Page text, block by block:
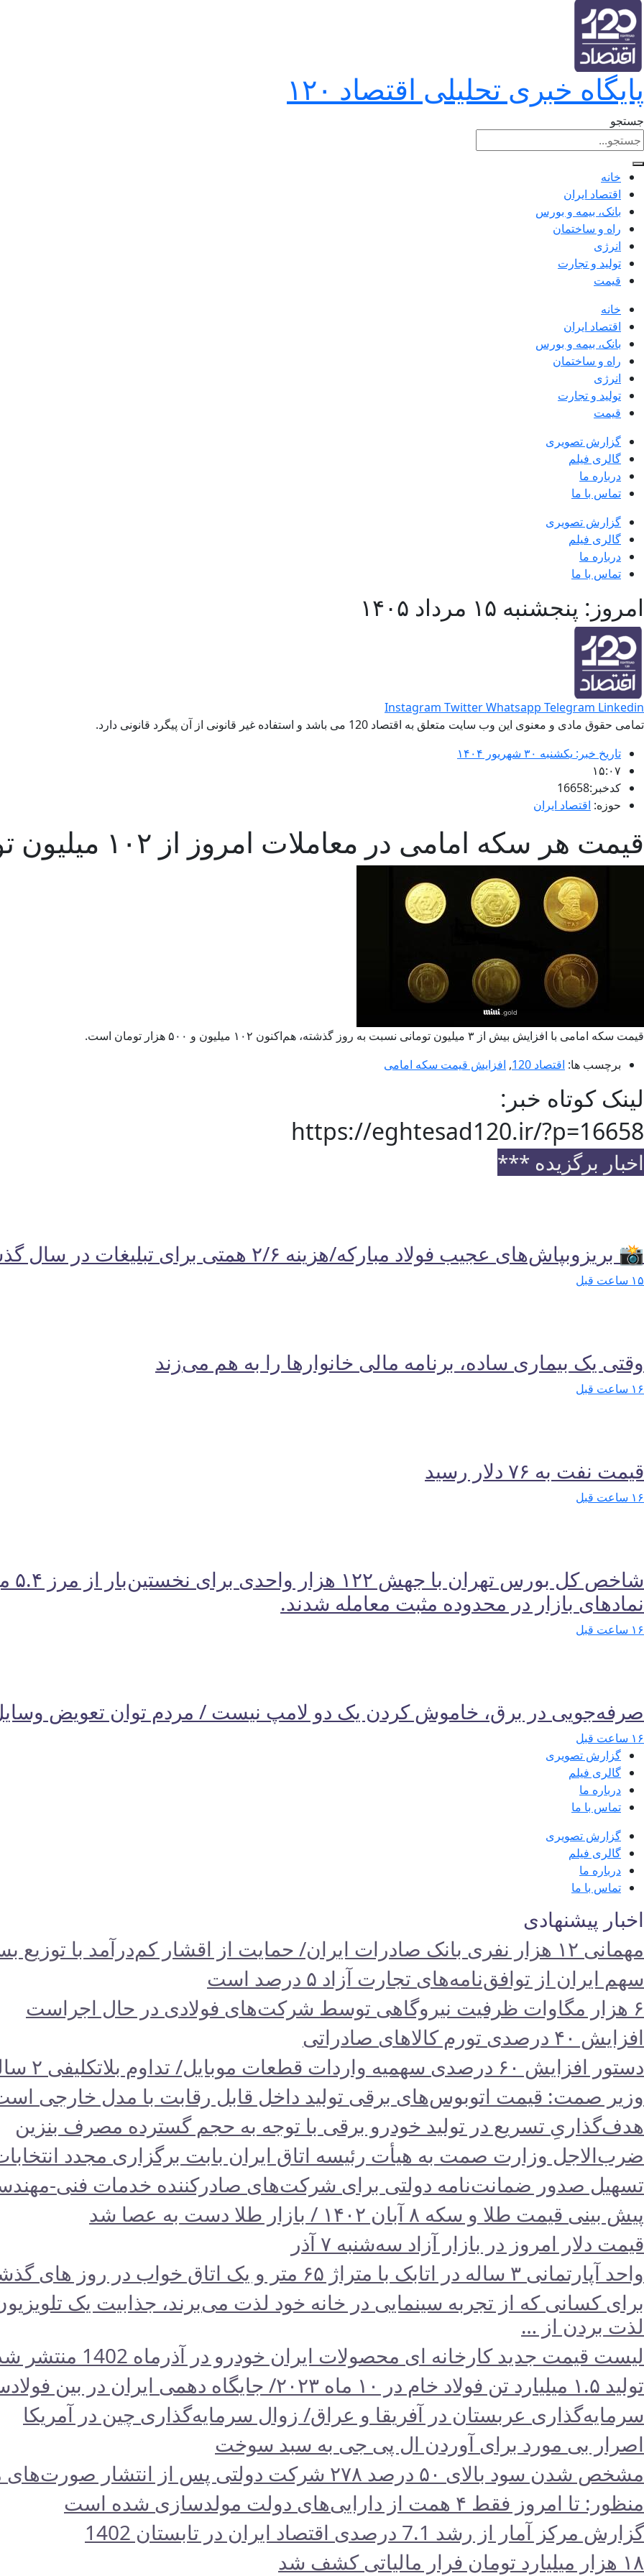
پایگاه خبری تحلیلی اقتصاد ۱۲۰
جستجو
خانه
اقتصاد ایران
بانک، بیمه و بورس
راه و ساختمان
انرژی
تولید و تجارت
قیمت
خانه
اقتصاد ایران
بانک، بیمه و بورس
راه و ساختمان
انرژی
تولید و تجارت
قیمت
گزارش تصویری
گالری فیلم
درباره ما
تماس با ما
گزارش تصویری
گالری فیلم
درباره ما
تماس با ما
امروز: پنجشنبه ۱۵ مرداد ۱۴۰۵
Instagram TwitterWhatsapp Telegram Linkedin
تمامی حقوق مادی و معنوی این وب سایت متعلق به اقتصاد 120 می باشد و استفاده غیر قانونی از آن پیگرد قانونی دارد.
تاریخ خبر: یکشنبه ۳۰ شهریور ۱۴۰۴
۱۵:۰۷
کدخبر:16658
حوزه: اقتصاد ایران
قیمت هر سکه امامی در معاملات امروز از ۱۰۲ میلیون تومان عبور کرد
قیمت سکه امامی با افزایش بیش از ۳ میلیون تومانی نسبت به روز گذشته، هم‌اکنون ۱۰۲ میلیون و ۵۰۰ هزار تومان است.
برچسب ها: اقتصاد 120 , افزایش قیمت سکه امامی
لینک کوتاه خبر:
https://eghtesad120.ir/?p=16658
اخبار برگزیده ***
📸 بریزوبپاش‌های عجیب فولاد مبارکه/هزینه ۲/۶ همتی برای تبلیغات در سال گذشته
۱۵ ساعت قبل
وقتی یک بیماری ساده، برنامه مالی خانوارها را به هم می‌زند
۱۶ ساعت قبل
قیمت نفت به ۷۶ دلار رسید
۱۶ ساعت قبل
نمادهای بازار در محدوده مثبت معامله شدند.
۱۶ ساعت قبل
صرفه‌جویی در برق، خاموش کردن یک دو لامپ نیست / مردم توان تعویض
۱۶ ساعت قبل
گزارش تصویری
گالری فیلم
درباره ما
تماس با ما
گزارش تصویری
گالری فیلم
درباره ما
تماس با ما
اخبار پیشنهادی
مهمانی ۱۲ هزار نفری بانک صادرات ایران/ حمایت از اقشار کم‌درآمد با توزیع بسته‌های معیشتی
سهم ایران از توافق‌نامه‌های تجارت آزاد ۵ درصد است
۶ هزار مگاوات ظرفیت نیروگاهی توسط شرکت‌های فولادی در حال اجراست
افزایش ۴۰ درصدی تورم کالاهای صادراتی
دستور افزایش ۶۰ درصدی سهمیه واردات قطعات موبایل/ تداوم بلاتکلیفی ۲ ساله تامین ارز خودرو
وزیر صمت: قیمت اتوبوس‌های برقی تولید داخل قابل رقابت با مدل خارجی
هدف‌گذاریِ تسریع در تولید خودرو‌ برقی با توجه به حجم گسترده مصرف‌ بنزین‌
ضرب‌الاجل وزارت صمت به هیأت رئیسه اتاق‌ ایران بابت برگزاری مجدد
تسهیل صدور ضمانت‌نامه دولتی برای شرکت‌های صادرکننده خدمات فنی-
پیش بینی قیمت طلا و سکه ۸ آبان ۱۴۰۲ / بازار طلا دست‌ به عصا شد
قیمت دلار امروز در بازار آزاد سه‌شنبه ۷ آذر
واحد آپارتمانی ۳ ساله در اتابک با متراژ ۶۵ متر و یک اتاق خواب در روز های گذشته معادل…
لذت بردن از …
لیست قیمت جدید کارخانه ای محصولات ایران خودرو در آذرماه 1402 منتشر شد.
تولید ۱.۵ میلیارد تن فولاد خام در ۱۰ ماه ۲۰۲۳/ جایگاه دهمی ایران در بین فولادسازان حفظ شد
سرمایه‌گذاری عربستان در آفریقا و عراق/ زوال سرمایه‌گذاری چین در آمریکا
اصرار بی مورد برای آوردن ال پی جی به سبد سوخت
مشخص شدن سود بالای ۵۰ درصد ۲۷۸ شرکت دولتی پس از انتشار صورت‌های مالی
منظور: تا امروز فقط ۴ همت از دارایی‌های دولت مولدسازی شده است
گزارش مرکز آمار از رشد 7.1 درصدی اقتصاد ایران در تابستان 1402
۱۸ هزار میلیارد تومان فرار مالیاتی کشف شد